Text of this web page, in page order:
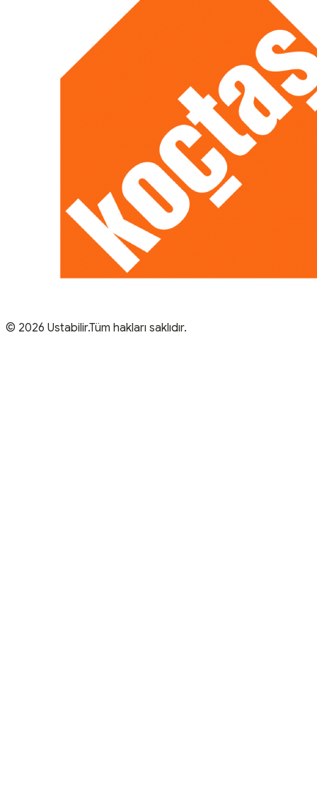
© 2026 Ustabilir.Tüm hakları saklıdır.